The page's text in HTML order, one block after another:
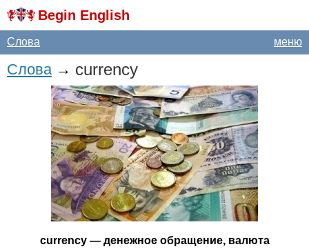
Begin English
меню
Слова
Слова→ currency
currency— денежное обращение, валюта